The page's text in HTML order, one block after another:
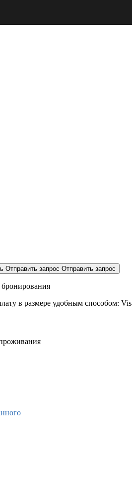
Отправить запрос Отправить запрос
в размере удобным способом: